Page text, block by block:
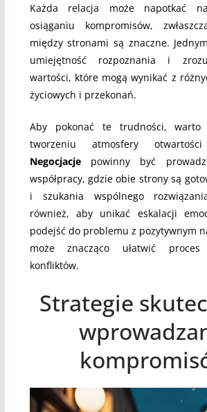
Każda relacja może napotkać
osiąganiu kompromisów,
między stronami są znaczne.
umiejętność rozpoznania i
wartości, które mogą wynikać z
życiowych i przekonań.
Aby pokonać te trudności,
tworzeniu atmosfery
Negocjacjepowinny być
współpracy, gdzie obie strony są
i szukania wspólnego
również, aby unikać eskalacji
podejść do problemu z pozytywnym
może znacząco ułatwić proces
konfliktów.
Strategie